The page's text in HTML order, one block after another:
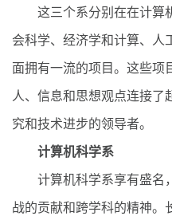
这三个系分别在在计算
会科学、经济学和计算、人
面拥有一流的项目。这些项
人、信息和思想观点连接了
究和技术进步的领导者。
计算机科学系
计算机科学系享有盛名
战的贡献和跨学科的精神。